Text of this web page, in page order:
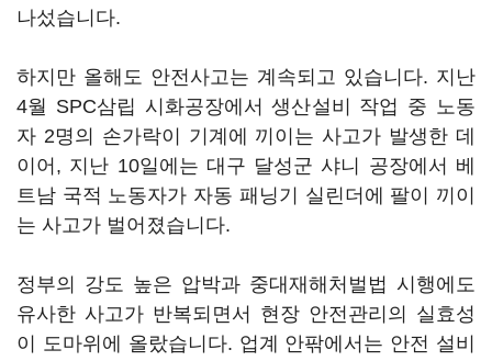
나섰습니다.
하지만 올해도 안전사고는 계속되고 있습니다. 지난
4월 SPC삼립 시화공장에서 생산설비 작업 중 노동
자 2명의 손가락이 기계에 끼이는 사고가 발생한 데
이어, 지난 10일에는 대구 달성군 샤니 공장에서 베
트남 국적 노동자가 자동 패닝기 실린더에 팔이 끼이
는 사고가 벌어졌습니다.
정부의 강도 높은 압박과 중대재해처벌법 시행에도
유사한 사고가 반복되면서 현장 안전관리의 실효성
이 도마위에 올랐습니다. 업계 안팎에서는 안전 설비